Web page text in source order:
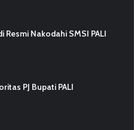
Resmi Nakodahi SMSI PALI
PJ Bupati PALI